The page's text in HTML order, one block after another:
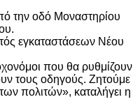
την οδό Μοναστηρίου
εγκαταστάσεων Νέου
που θα ρυθμίζουν
τους οδηγούς. Ζητούμε
πολιτών», καταλήγει η